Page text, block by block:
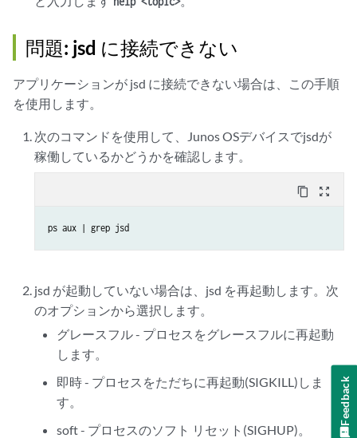
問題: jsd に接続できない
アプリケーションが jsd に接続できない場合は、この手順
を使用します。
次のコマンドを使用して、Junos OSデバイスでjsdが
稼働しているかどうかを確認します。
content_copy zoom_out_map
ps aux | grep jsd
jsd が起動していない場合は、jsd を再起動します。次
のオプションから選択します。
グレースフル - プロセスをグレースフルに再起動
します。
即時 - プロセスをただちに再起動(SIGKILL)しま
す。
soft - プロセスのソフト リセット(SIGHUP)。
Feedback